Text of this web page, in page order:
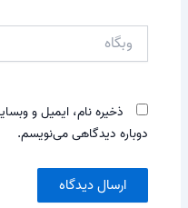
وبگاه
ذخیره نام، ایمیل و
دوباره دیدگاهی می‌نویسم.